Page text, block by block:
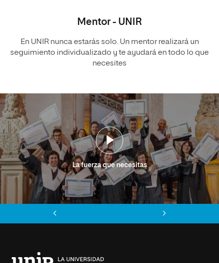
Mentor - UNIR
En UNIR nunca estarás solo. Un mentor realizará un
seguimiento individualizado y te ayudará en todo lo que
necesites
La fuerza que necesitas